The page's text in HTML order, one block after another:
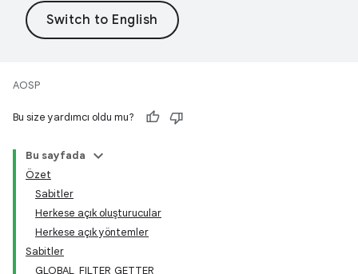
AOSP
Bu size yardımcı oldu mu?
Bu sayfada
Özet
Sabitler
Herkese açık oluşturucular
Herkese açık yöntemler
Sabitler
GLOBAL_FILTER_GETTER